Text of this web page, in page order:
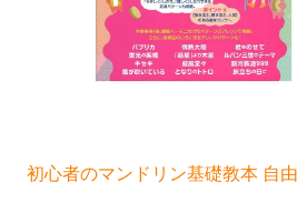
初心者のマンドリン基礎教本 自